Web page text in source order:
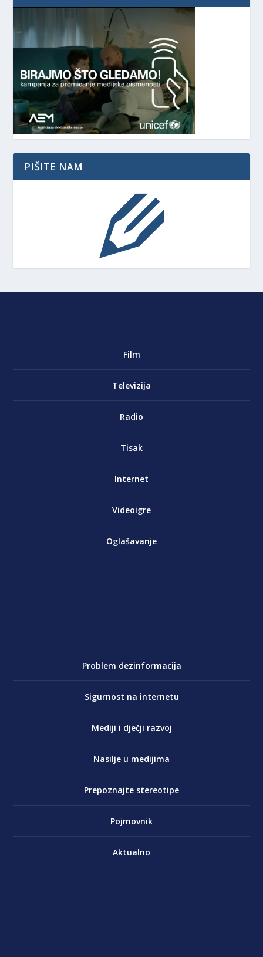
PIŠITE NAM
Film
Televizija
Radio
Tisak
Internet
Videoigre
Oglašavanje
Problem dezinformacija
Sigurnost na internetu
Mediji i dječji razvoj
Nasilje u medijima
Prepoznajte stereotipe
Pojmovnik
Aktualno